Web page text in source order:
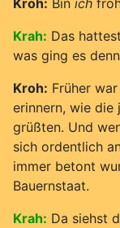
Krah: Das
was ging es
Kroh: Früher
erinnern, wie die
grüßten. Und
sich ordentlich
immer betont
Bauernstaat.
Krah: Da siehst